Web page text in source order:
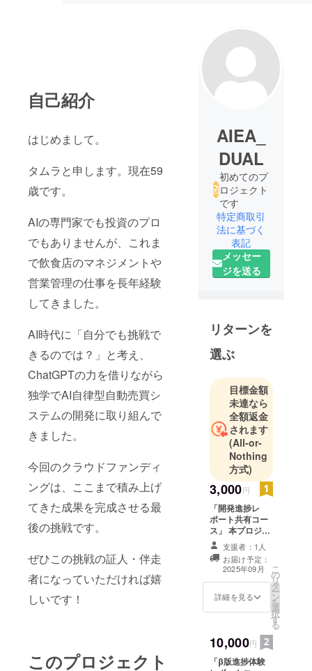
自己紹介
はじめまして。
タムラと申します。現在59
歳です。
AIの専門家でも投資のプロ
でもありませんが、これま
で飲食店のマネジメントや
営業管理の仕事を長年経験
してきました。
AI時代に「自分でも挑戦で
きるのでは？」と考え、
ChatGPTの力を借りながら
独学でAI自律型自動売買シ
ステムの開発に取り組んで
きました。
今回のクラウドファンディ
ングは、ここまで積み上げ
てきた成果を完成させる最
後の挑戦です。
ぜひこの挑戦の証人・伴走
者になっていただければ嬉
しいです！
このプロジェクト
AIEA_
DUAL
初めてのプ
ロジェクト
です
特定商取引
法に基づく
表記
メッセー
ジを送る
リターンを
選ぶ
目標金額
未達なら
全額返金
されます
(All-or-
Nothing
方式)
3,000円
「開発進捗レ
ポート共有コー
ス」 本プロジェ
クトの開発進捗
状況を定期レ
ポート形式で共
有します。AI開
発の成長ストー
リーを一緒に見
支援者：1人
お届け予定：
2025年09月
詳細を見る
こ
の
リ
タ
ー
ン
を
選
択
す
る
10,000円
「β版進捗体験